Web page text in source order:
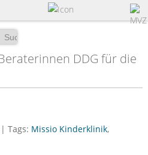
DDG für die
| Tags: Missio Kinderklinik,